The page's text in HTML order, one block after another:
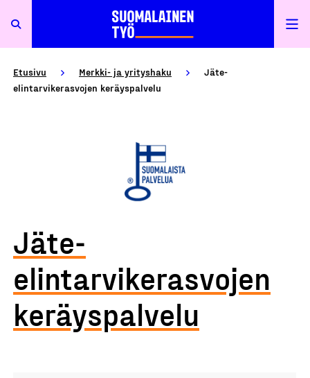
Etusivu Merkki- ja yrityshaku
Jäte-
elintarvikerasvojen keräyspalvelu
Jäte-
elintarvikerasvojen
keräyspalvelu